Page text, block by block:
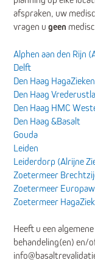
afspraken, uw
vragen ugeen
Alphen aan den Rijn
Delft
Den Haag
Den Haag
Den Haag HMC
Den Haag &Basalt
Gouda
Leiden
Leiderdorp (Alrijne
Zoetermeer
Zoetermeer
Zoetermeer
Heeft u een
behandeling(en) en/